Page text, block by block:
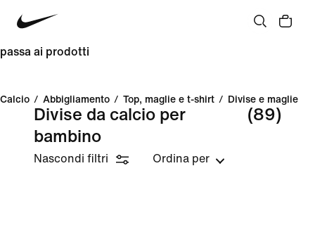
passa ai prodotti
Calcio / Abbigliamento / Top, maglie e t-shirt / Divise e maglie
Divise da calcio per
bambino
(89)
Nascondi filtri Ordina per